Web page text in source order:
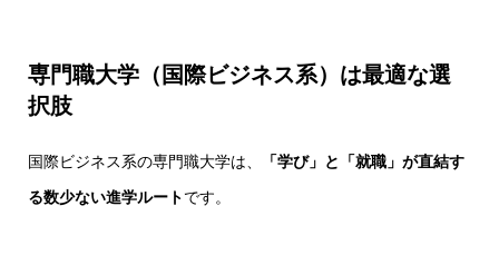
専門職大学（国際ビジネス系）は最適な選
択肢
国際ビジネス系の専門職大学は、
「学び」と「就職」が直結す
る数少ない進学ルートです。